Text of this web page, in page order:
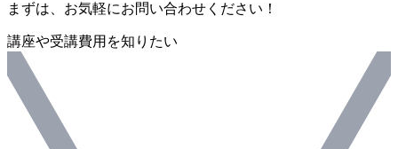
まずは、お気軽にお問い合わせください！
講座や受講費用を知りたい